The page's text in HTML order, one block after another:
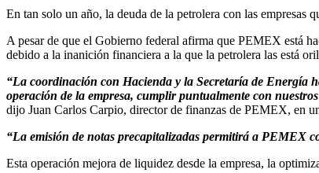
En tan solo un año, la deuda de la petrolera con las empresas
A pesar de que el Gobierno federal afirma que PEMEX está
debido a la inanición financiera a la que la petrolera las está
“La coordinación con Hacienda y la Secretaría de Energía
operación de la empresa, cumplir puntualmente con
dijo Juan Carlos Carpio, director de finanzas de PEMEX, en
“La emisión de notas precapitalizadas permitirá a PEMEX
Esta operación mejora de liquidez desde la empresa, la